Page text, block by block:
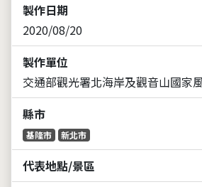
製作日期
2020/08/20
製作單位
交通部觀光署北海岸及觀音山國家
縣市
基隆市 新北市
代表地點/景區